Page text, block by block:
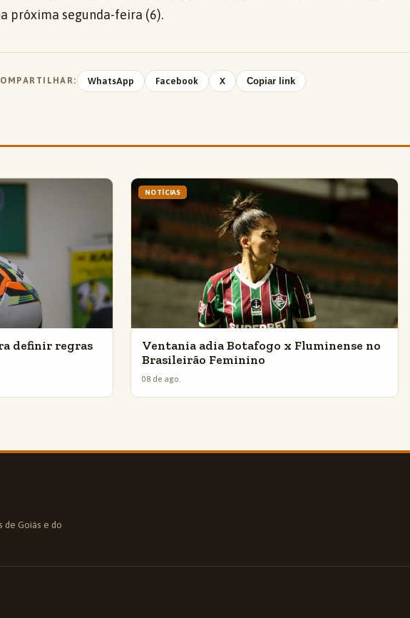
próxima segunda-feira (6).
WhatsApp Facebook X Copiar link
definir regras
NOTÍCIAS
Ventania adia Botafogo x Fluminense no
Brasileirão Feminino
08 de ago.
Goiás e do